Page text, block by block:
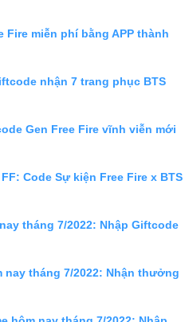
Fire miễn phí bằng APP thành
nhận 7 trang phục BTS
Gen Free Fire vĩnh viễn mới
Code Sự kiện Free Fire x BTS
tháng 7/2022: Nhập Giftcode
nay tháng 7/2022: Nhận thưởng